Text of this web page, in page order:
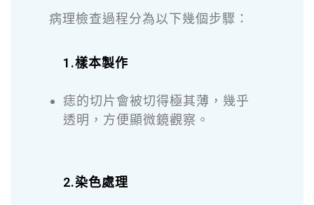
病理檢查過程分為以下幾個步驟：
1.樣本製作
痣的切片會被切得極其薄，幾乎
透明，方便顯微鏡觀察。
2.染色處理